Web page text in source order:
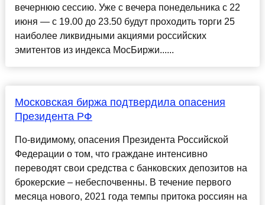
вечернюю сессию. Уже с вечера понедельника с 22
июня — с 19.00 до 23.50 будут проходить торги 25
наиболее ликвидными акциями российских
эмитентов из индекса МосБиржи......
Московская биржа подтвердила опасения
Президента РФ
По-видимому, опасения Президента Российской
Федерации о том, что граждане интенсивно
переводят свои средства с банковских депозитов на
брокерские – небеспочвенны. В течение первого
месяца нового, 2021 года темпы притока россиян на